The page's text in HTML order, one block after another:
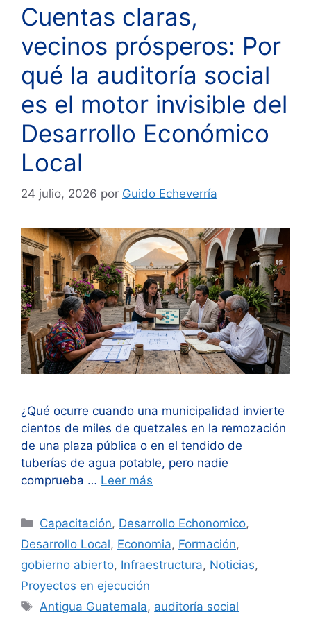
Cuentas claras,
vecinos prósperos: Por
qué la auditoría social
es el motor invisible del
Desarrollo Económico
Local
24 julio, 2026 por Guido Echeverría
¿Qué ocurre cuando una municipalidad invierte
cientos de miles de quetzales en la remozación
de una plaza pública o en el tendido de
tuberías de agua potable, pero nadie
comprueba … Leer más
Categorías
Capacitación, Desarrollo Echonomico,
Desarrollo Local, Economia, Formación,
gobierno abierto, Infraestructura, Noticias,
Proyectos en ejecución
Etiquetas
Antigua Guatemala, auditoría social